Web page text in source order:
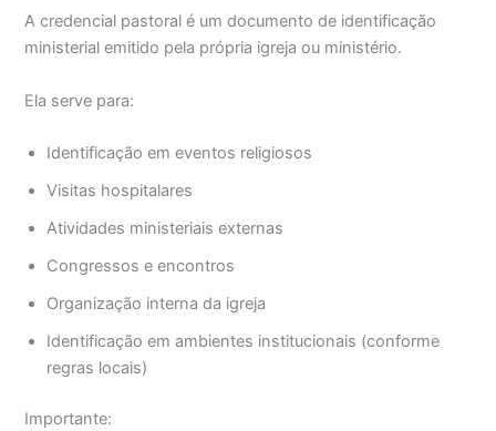
A credencial pastoral é um documento de identificação
ministerial emitido pela própria igreja ou ministério.
Ela serve para:
Identificação em eventos religiosos
Visitas hospitalares
Atividades ministeriais externas
Congressos e encontros
Organização interna da igreja
Identificação em ambientes institucionais (conforme
regras locais)
Importante: